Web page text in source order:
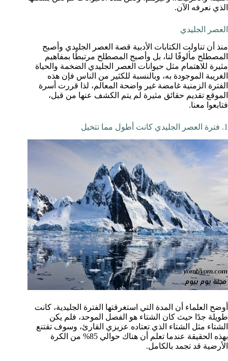
الذي نعرفه الآن.
العصر الجليدي
منذ أن تناولت الكتابات الأدبية قصة العصر الجليدي وأصبح
المصطلح مألوفًا لنا، بل وأصبح المصطلح مرتبطًا بمفاهيم
مثيرة للاهتمام مثل حيوانات العصر الجليدي الضخمة والحياة
الغريبة الموجودة به، وبالنسبة للكثير من الناس فإن هذه
الفترة الزمنية غامضة غير واضحة المعالم، لذا قررت أسرة
الموقع تقديم حقائق مثيرة لم يتم الكشف عنها من قبل،
فتابعوا معنا.
1. فترة العصر الجليدي كانت أطول مما تتخيل
أوضح العلماء أن المدة التي استغرقتها الفترة الجليدية، كانت
طويلة جدًا حيث كان الشتاء هو الفصل الموحد، فلم يكن
الشتاء مثل الشتاء الذي تعتاده عزيزي القارئ، وسوف تقتنع
بهذه الحقيقة عندما تعلم أن هناك حوالي 85% من الكرة
الأرضية قد تجمد بالكامل.